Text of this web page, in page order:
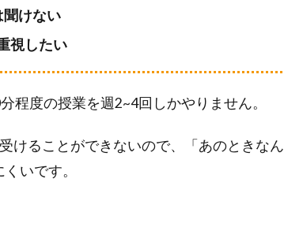
けない
視したい
程度の授業を週2~4回しかやりません。
けることができないので、「あのときなん
いです。